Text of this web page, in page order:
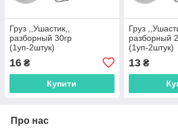
Груз ,,Ушастик,,
разборный 30гр
(1уп-2штук)
16 ₴
Купити
Груз
разборный
(1уп-2штук)
13₴
Про нас